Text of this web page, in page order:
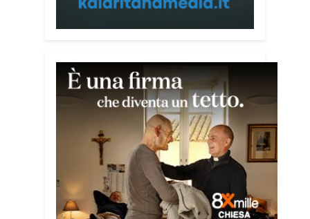
promuove il dialogo e la collaborazione
Tra le testimonianze quella di Thea,
giovane libanese del Consiglio dei
Giovani del Mediterraneo della CEI: «Il
campo è molto più di un’esperienza di
volontariato: è un’opportunità per
costruire relazioni attraverso il servizio,
linguaggio universale capace di unire
persone diverse».
Condividi: